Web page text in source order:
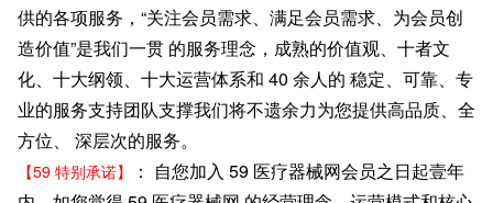
供的各项服务，“关注会员需求、满足会员需求、为会员创
造价值”是我们一贯 的服务理念，成熟的价值观、十者文
化、十大纲领、十大运营体系和 40 余人的 稳定、可靠、专
业的服务支持团队支撑我们将不遗余力为您提供高品质、全
方位、 深层次的服务。
【59 特别承诺】
： 自您加入 59 医疗器械网会员之日起壹年